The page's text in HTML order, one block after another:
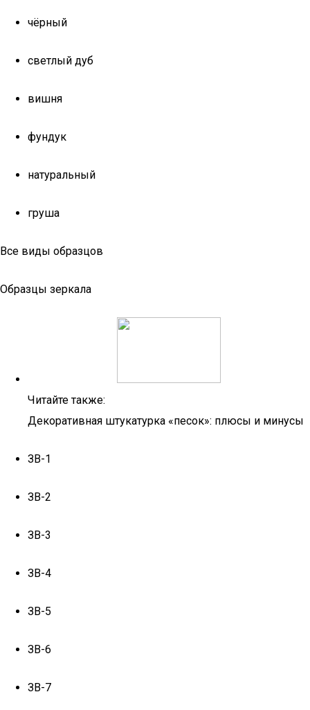
чёрный
светлый дуб
вишня
фундук
натуральный
груша
Все виды образцов
Образцы зеркала
Читайте также:
Декоративная штукатурка «песок»: плюсы и минусы
ЗВ-1
ЗВ-2
ЗВ-3
ЗВ-4
ЗВ-5
ЗВ-6
ЗВ-7